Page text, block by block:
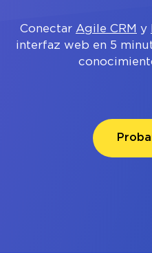
Conectar Agile CRM y
interfaz web en 5